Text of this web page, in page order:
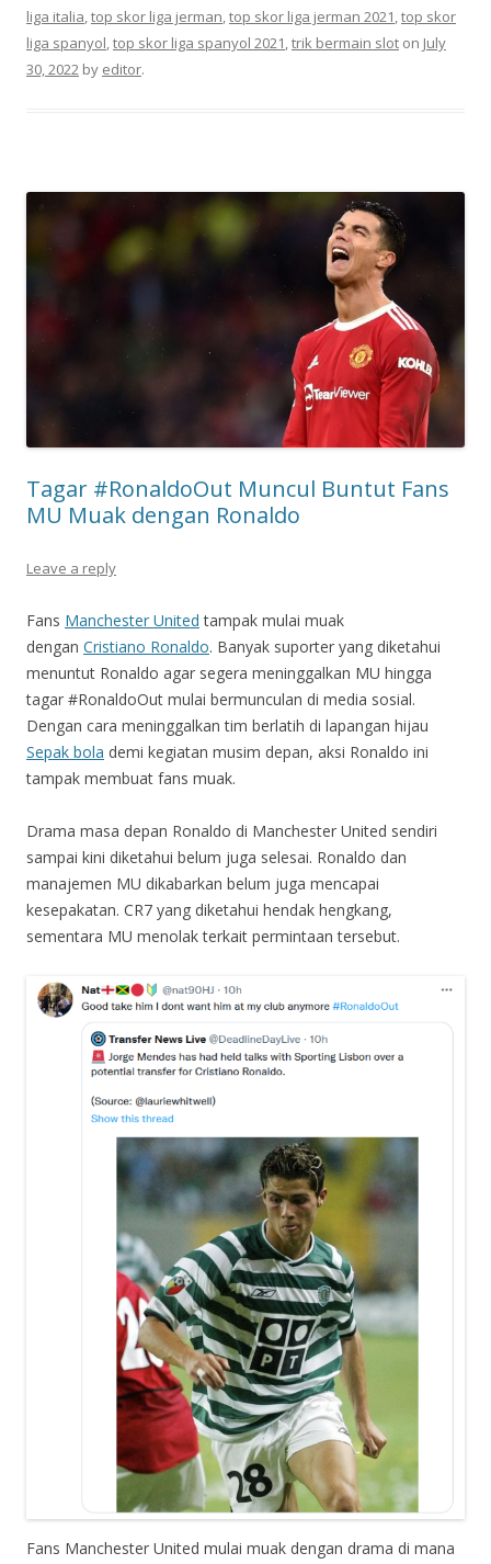
liga italia,top skor liga jerman,top skor liga jerman 2021,top skor
liga spanyol,top skor liga spanyol 2021,trik bermain slot on July
30, 2022 by editor.
Tagar #RonaldoOut Muncul Buntut Fans
MU Muak dengan Ronaldo
Leave a reply
Fans Manchester United tampak mulai muak
dengan Cristiano Ronaldo. Banyak suporter yang diketahui
menuntut Ronaldo agar segera meninggalkan MU hingga
tagar #RonaldoOut mulai bermunculan di media sosial.
Dengan cara meninggalkan tim berlatih di lapangan hijau
Sepak bola demi kegiatan musim depan, aksi Ronaldo ini
tampak membuat fans muak.
Drama masa depan Ronaldo di Manchester United sendiri
sampai kini diketahui belum juga selesai. Ronaldo dan
manajemen MU dikabarkan belum juga mencapai
kesepakatan. CR7 yang diketahui hendak hengkang,
sementara MU menolak terkait permintaan tersebut.
Fans Manchester United mulai muak dengan drama di mana